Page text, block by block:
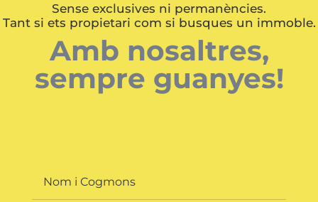
Sense exclusives ni permanències.
Tant si ets propietari com si busques un immoble.
Amb nosaltres,
sempre guanyes!